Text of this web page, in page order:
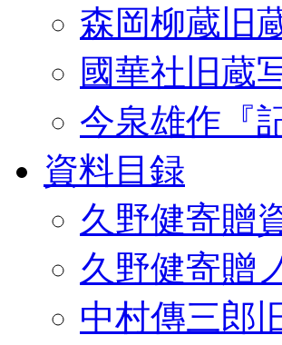
森岡柳蔵旧
國華社旧蔵
今泉雄作『
資料目録
久野健寄贈
久野健寄贈
中村傳三郎